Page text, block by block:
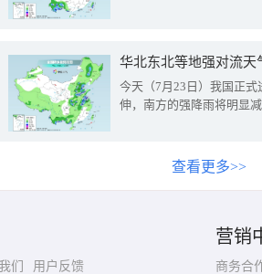
华北东北等地强对流天
今天（7月23日）我国正
伸，南方的强降雨将明显
查看更多>>
们
用户反馈
营销
商务合